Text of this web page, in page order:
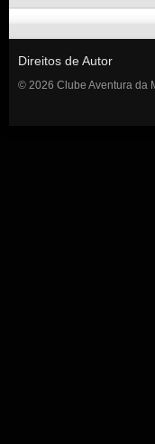
Direitos de Autor
© 2026 Clube Aventura da